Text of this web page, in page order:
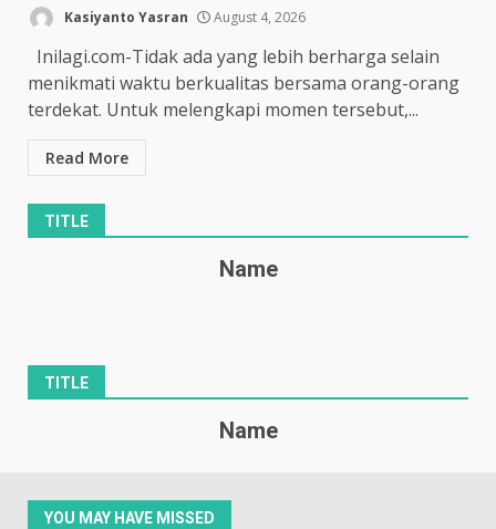
Kasiyanto Yasran August 4, 2026
Inilagi.com-Tidak ada yang lebih berharga selain
menikmati waktu berkualitas bersama orang-orang
terdekat. Untuk melengkapi momen tersebut,...
Read More
TITLE
Name
TITLE
Name
YOU MAY HAVE MISSED